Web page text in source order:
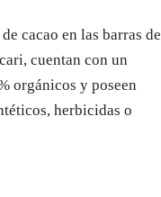
cacao en las barras de
cuentan con un
orgánicos y poseen
herbicidas o